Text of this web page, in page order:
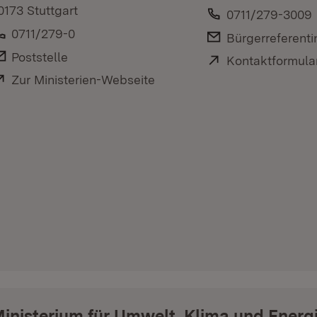
Stuttgart
Telefon:
0711/279-0
E-Mail:
Poststelle
Extern:
Zur Ministerien-Webseite
Telefon:
0711/279-3009
E-Mail:
Extern: